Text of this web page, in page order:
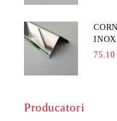
Producatori